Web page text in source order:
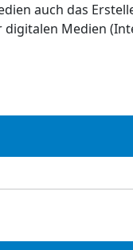
auch das
Medien